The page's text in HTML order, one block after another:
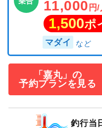
11,000 円/
1,500ポ
マダイ
「嘉丸」の
予約プランを見る
釣行当